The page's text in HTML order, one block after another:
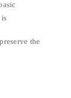
the